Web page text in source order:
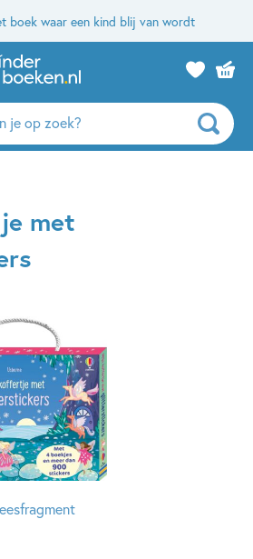
boek waar een kind blij van wordt
met